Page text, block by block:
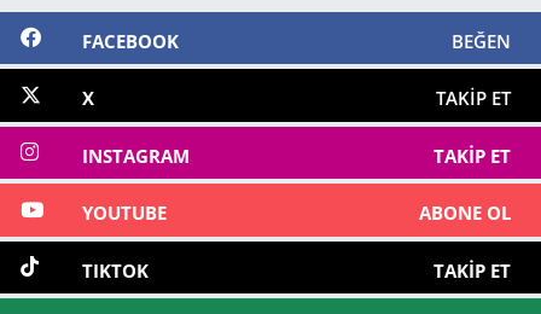
FACEBOOK BEĞEN
X TAKIP ET
INSTAGRAM TAKIP ET
YOUTUBE ABONE OL
TIKTOK TAKIP ET